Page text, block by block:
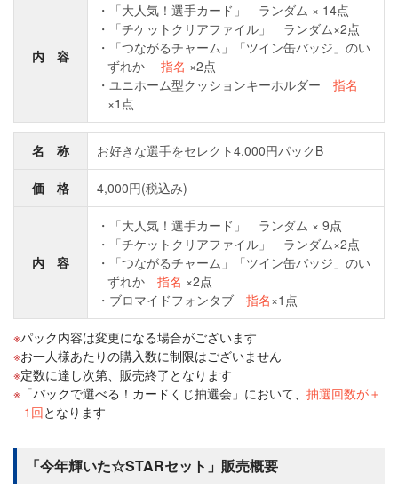
内 容
「大人気！選手カード」 ランダム × 14点
「チケットクリアファイル」 ランダム×2点
「つながるチャーム」「ツイン缶バッジ」のい
ずれか
指名 ×2点
ユニホーム型クッションキーホルダー 指名
×1点
名 称 お好きな選手をセレクト4,000円パックB
価 格 4,000円(税込み)
内 容
「大人気！選手カード」 ランダム × 9点
「チケットクリアファイル」 ランダム×2点
「つながるチャーム」「ツイン缶バッジ」のい
ずれか 指名 ×2点
ブロマイドフォンタブ 指名×1点
パック内容は変更になる場合がございます
お一人様あたりの購入数に制限はございません
定数に達し次第、販売終了となります
「パックで選べる！カードくじ抽選会」において、 抽選回数が＋
1回となります
「今年輝いた☆STARセット」販売概要